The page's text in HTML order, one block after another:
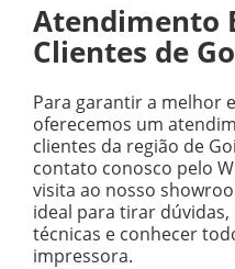
Atendimento
Clientes de
Para garantir a melhor
oferecemos um
clientes da região de
contato conosco pelo
visita ao nosso
ideal para tirar
técnicas e conhecer
impressora.